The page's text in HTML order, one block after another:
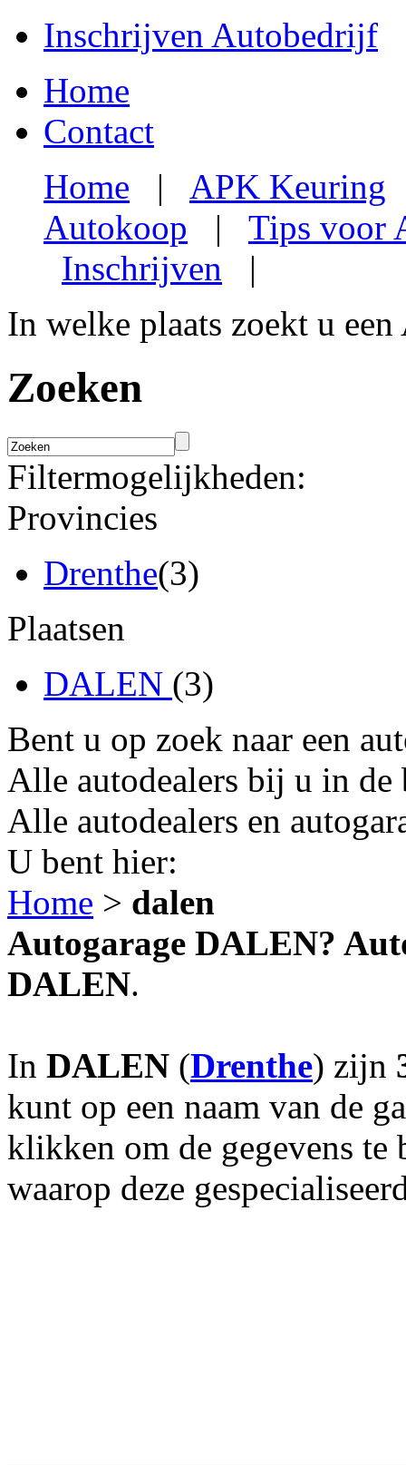
Inschrijven Autobedrijf
Home
Contact
Home | APK Keuring
Autokoop | Tips voor
Inschrijven |
In welke plaats zoekt u
Zoeken
Filtermogelijkheden:
Provincies
Drenthe(3)
Plaatsen
DALEN (3)
Bent u op zoek naar een
Alle autodealers bij u in
Alle autodealers en
U bent hier:
Home > dalen
Autogarage DALEN?
DALEN.
In DALEN (Drenthe) zijn
kunt op een naam van de
klikken om de gegevens te
waarop deze